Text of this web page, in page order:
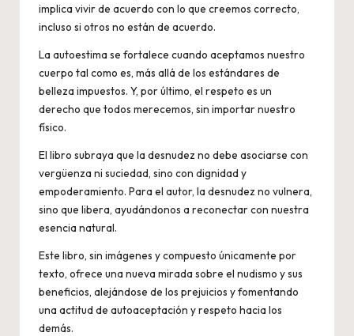
implica vivir de acuerdo con lo que creemos correcto,
incluso si otros no están de acuerdo.
La autoestima se fortalece cuando aceptamos nuestro
cuerpo tal como es, más allá de los estándares de
belleza impuestos. Y, por último, el respeto es un
derecho que todos merecemos, sin importar nuestro
físico.
El libro subraya que la desnudez no debe asociarse con
vergüenza ni suciedad, sino con dignidad y
empoderamiento. Para el autor, la desnudez no vulnera,
sino que libera, ayudándonos a reconectar con nuestra
esencia natural.
Este libro, sin imágenes y compuesto únicamente por
texto, ofrece una nueva mirada sobre el nudismo y sus
beneficios, alejándose de los prejuicios y fomentando
una actitud de autoaceptación y respeto hacia los
demás.